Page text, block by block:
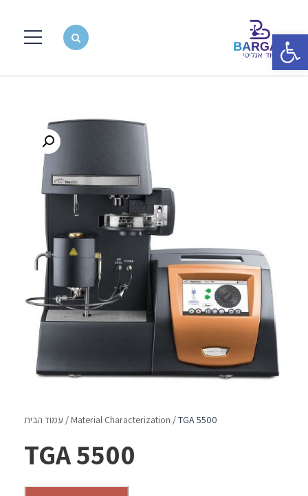
פתח סרגל נגישות
עמוד הבית / Material Characterization / TGA 5500
TGA 5500